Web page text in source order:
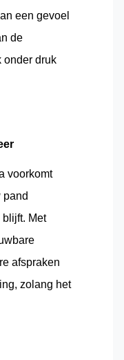
een gevoel
de
onder druk
voorkomt
pand
Met
afspraken
zolang het